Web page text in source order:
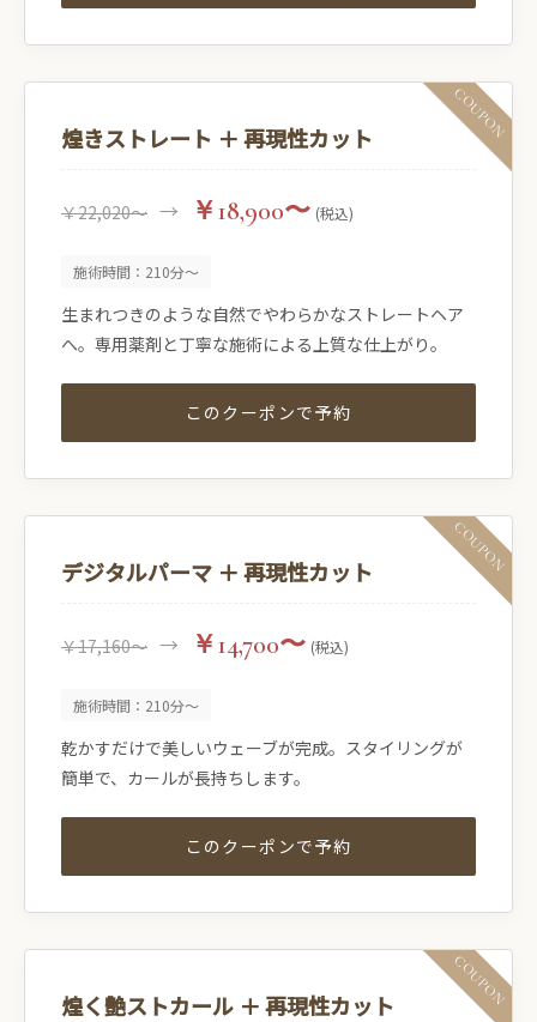
煌きストレート ＋ 再現性カット
￥22,020〜 → ￥18,900〜 (税込)
施術時間：210分〜
生まれつきのような自然でやわらかなストレートヘア
へ。専用薬剤と丁寧な施術による上質な仕上がり。
このクーポンで予約
デジタルパーマ ＋ 再現性カット
￥17,160〜 → ￥14,700〜 (税込)
施術時間：210分〜
乾かすだけで美しいウェーブが完成。スタイリングが
簡単で、カールが長持ちします。
このクーポンで予約
煌く艶ストカール ＋ 再現性カット